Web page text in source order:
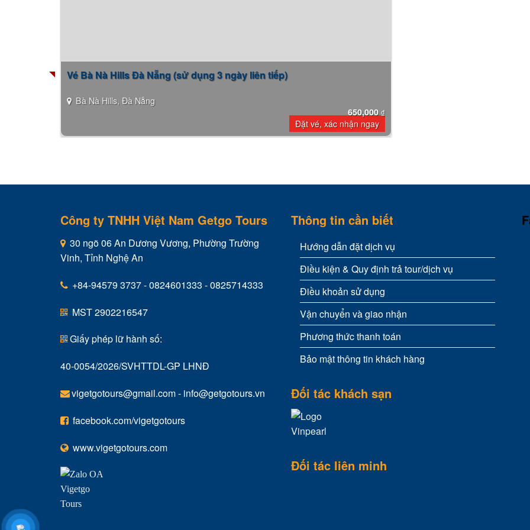
Vé Bà Nà Hills Đà Nẵng (sử dụng 3 ngày liên tiếp)
Bà Nà Hills, Đà Nẵng
650,000 ₫
Đặt vé, xác nhận ngay
Công ty TNHH Việt Nam Getgo Tours
30 ngõ 06 An Dương Vương, Phường Trường
Vinh, Tỉnh Nghệ An
+84-94579 3737 - 0824601333 - 0825714333
MST 2902216547
Giấy phép lữ hành số:
40-0054/2026/SVHTTDL-GP LHNĐ
vigetgotours@gmail.com- info@getgotours.vn
facebook.com/vigetgotours
www.vigetgotours.com
Thông tin cần biết
Hướng dẫn đặt dịch vụ
Điều kiện & Quy định trả tour/dịch vụ
Điều khoản sử dụng
Vận chuyển và giao nhận
Phương thức thanh toán
Bảo mật thông tin khách hàng
Đối tác khách sạn
Đối tác liên minh